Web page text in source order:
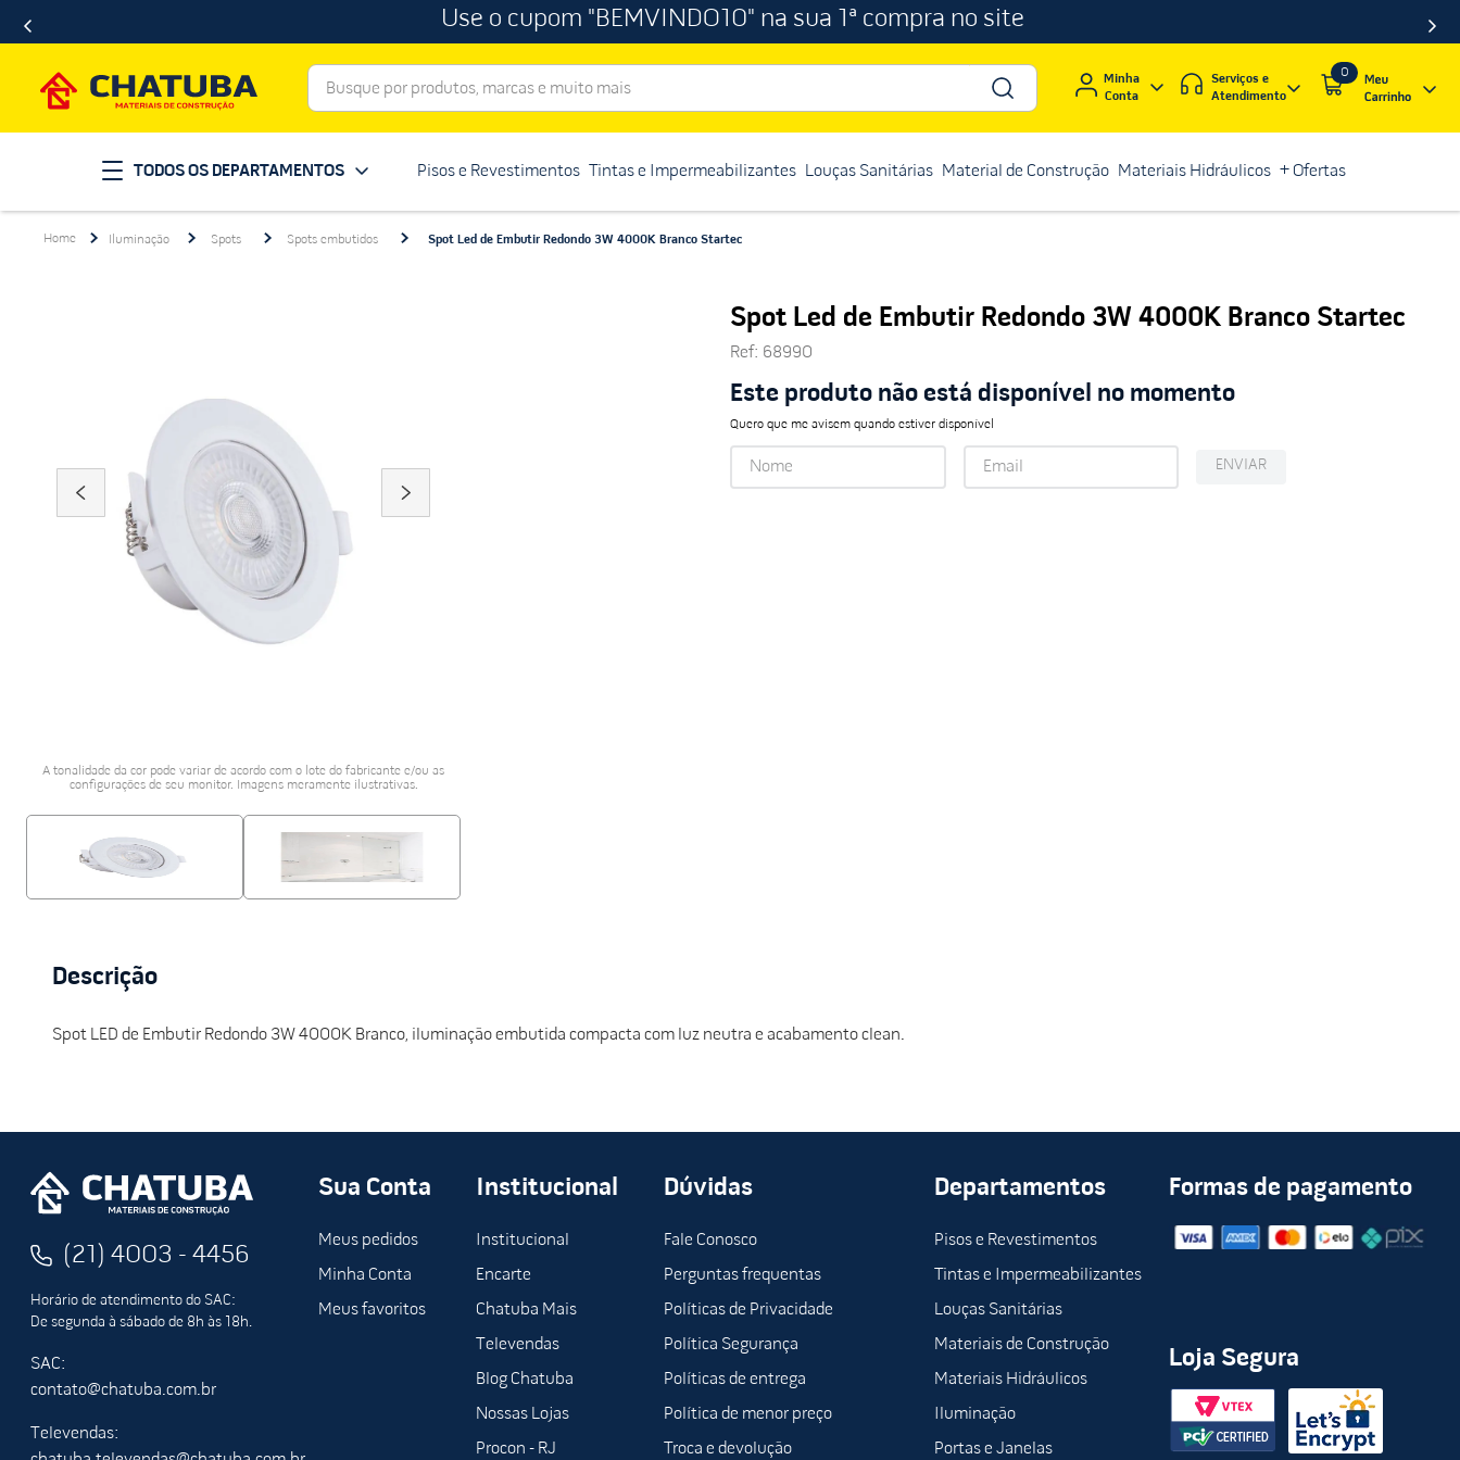
Use o cupom "BEMVINDO10" na sua 1ª compra no site
Busque por produtos, marcas e muito mais
Minha
Conta
Serviços e
Atendimento
0
TODOS OS DEPARTAMENTOS Pisos e Revestimentos Tintas e Impermeabilizantes Louças Sanitárias Material de Construção Materiais Hidráulicos + Ofertas
Iluminação Spots Spots embutidos Spot Led de Embutir Redondo 3W 4000K Branco Startec
A tonalidade da cor pode variar de acordo com o lote do fabricante e/ou as
configurações de seu monitor. Imagens meramente ilustrativas.
Spot Led de Embutir Redondo 3W 4000K Branco Startec
Ref: 68990
Este produto não está disponível no momento
Quero que me avisem quando estiver disponível
ENVIAR
Descrição
Spot LED de Embutir Redondo 3W 4000K Branco, iluminação embutida compacta com luz neutra e acabamento clean.
(21) 4003 - 4456
Horário de atendimento do SAC:
De segunda à sábado de 8h às 18h.
SAC:
contato@chatuba.com.br
Televendas:
Sua Conta
Meus pedidos
Minha Conta
Meus favoritos
Institucional
Institucional
Encarte
Chatuba Mais
Televendas
Blog Chatuba
Nossas Lojas
Procon - RJ
Dúvidas
Fale Conosco
Perguntas frequentas
Políticas de Privacidade
Política Segurança
Políticas de entrega
Política de menor preço
Troca e devolução
Departamentos
Pisos e Revestimentos
Tintas e Impermeabilizantes
Louças Sanitárias
Materiais de Construção
Materiais Hidráulicos
Iluminação
Portas e Janelas
Formas de pagamento
Loja Segura
1 º porcelanato
2º telha
revestimento
º
porcelanato acetinado